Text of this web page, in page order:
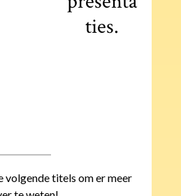
ties.
volgende titels om er meer